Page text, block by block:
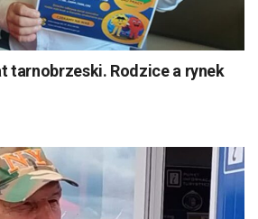
tarnobrzeski. Rodzice a rynek